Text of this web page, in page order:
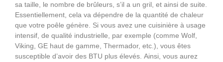
sa taille, le nombre de brûleurs, s’il a un gril, et ainsi de suite.
Essentiellement, cela va dépendre de la quantité de chaleur
que votre poêle génère. Si vous avez une cuisinière à usage
intensif, de qualité industrielle, par exemple (comme Wolf,
Viking, GE haut de gamme, Thermador, etc.), vous êtes
susceptible d’avoir des BTU plus élevés. Ainsi, vous aurez